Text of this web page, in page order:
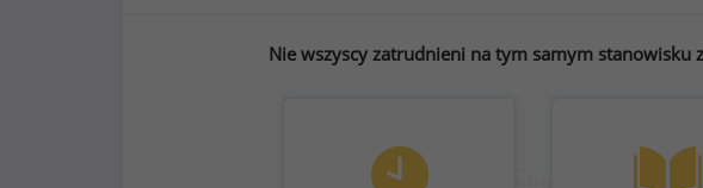
Nie wszyscy zatrudnieni na tym samym stanowisku